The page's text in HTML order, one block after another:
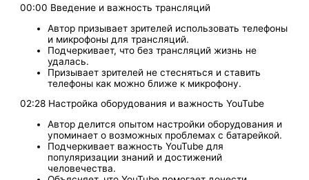
00:00 Введение и важность трансляций
Автор призывает зрителей использовать телефоны
и микрофоны для трансляций.
Подчеркивает, что без трансляций жизнь не
удалась.
Призывает зрителей не стесняться и ставить
телефоны как можно ближе к микрофону.
02:28 Настройка оборудования и важность YouTube
Автор делится опытом настройки оборудования и
упоминает о возможных проблемах с батарейкой.
Подчеркивает важность YouTube для
популяризации знаний и достижений
человечества.